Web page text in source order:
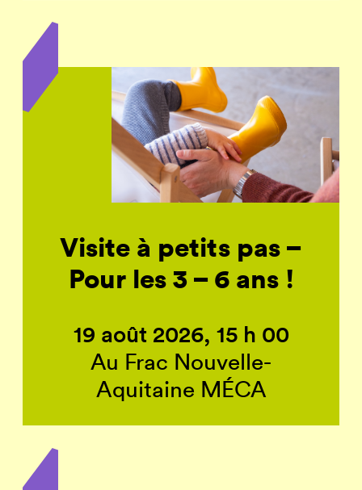
Visite à petits pas –
Pour les 3 – 6 ans !
19 août 2026, 15 h 00
Au Frac Nouvelle-
Aquitaine MÉCA